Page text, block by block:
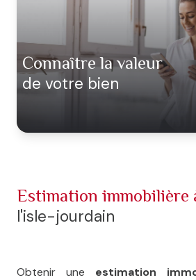
CONTACT
PARTENAIRES
BLOG
connaître la valeur
de votre bien
estimation immobilière
l'isle-jourdain
Obtenir une estimation